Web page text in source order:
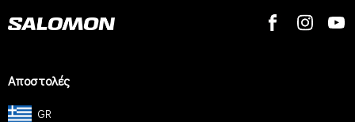
Αποστολές
GR